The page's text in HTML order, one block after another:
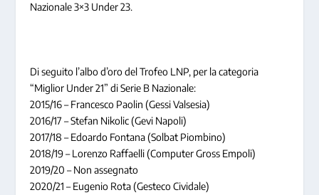
Nazionale 3×3 Under 23.
Di seguito l’albo d’oro del Trofeo LNP, per la categoria
“Miglior Under 21” di Serie B Nazionale:
2015/16 – Francesco Paolin (Gessi Valsesia)
2016/17 – Stefan Nikolic (Gevi Napoli)
2017/18 – Edoardo Fontana (Solbat Piombino)
2018/19 – Lorenzo Raffaelli (Computer Gross Empoli)
2019/20 – Non assegnato
2020/21 – Eugenio Rota (Gesteco Cividale)